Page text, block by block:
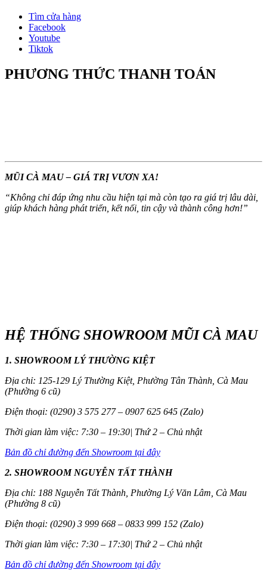
Tìm cửa hàng
Facebook
Youtube
Tiktok
PHƯƠNG THỨC THANH TOÁN
MŨI CÀ MAU – GIÁ TRỊ VƯƠN XA!
“Không chỉ đáp ứng nhu cầu hiện tại mà còn tạo ra giá trị lâu dài,
giúp khách hàng phát triển, kết nối, tin cậy và thành công hơn!”
HỆ THỐNG SHOWROOM MŨI CÀ MAU
1. SHOWROOM LÝ THƯỜNG KIỆT
Địa chỉ: 125-129 Lý Thường Kiệt, Phường Tân Thành, Cà Mau
(Phường 6 cũ)
Điện thoại: (0290) 3 575 277 – 0907 625 645 (Zalo)
Thời gian làm việc: 7:30 – 19:30| Thứ 2 – Chủ nhật
Bản đồ chỉ đường đến Showroom tại đây
2. SHOWROOM NGUYỄN TẤT THÀNH
Địa chỉ: 188 Nguyễn Tất Thành, Phường Lý Văn Lâm, Cà Mau
(Phường 8 cũ)
Điện thoại: (0290) 3 999 668 – 0833 999 152 (Zalo)
Thời gian làm việc: 7:30 – 17:30| Thứ 2 – Chủ nhật
Bản đồ chỉ đường đến Showroom tại đây